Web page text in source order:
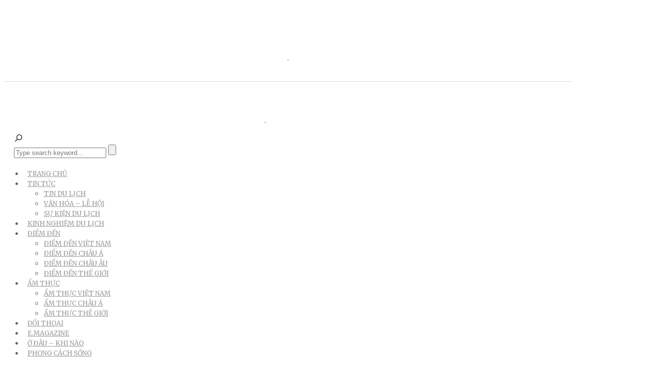
TRANG CHỦ
TIN TỨC
TIN DU LỊCH
VĂN HÓA – LỄ HỘI
SỰ KIỆN DU LỊCH
KINH NGHIỆM DU LỊCH
ĐIỂM ĐẾN
ĐIỂM ĐẾN VIỆT NAM
ĐIỂM ĐẾN CHÂU Á
ĐIỂM ĐẾN CHÂU ÂU
ĐIỂM ĐẾN THẾ GIỚI
ẨM THỰC
ẨM THỰC VIỆT NAM
ẨM THỰC CHÂU Á
ẨM THỰC THẾ GIỚI
ĐỐI THOẠI
E.MAGAZINE
Ở ĐÂU – KHI NÀO
PHONG CÁCH SỐNG